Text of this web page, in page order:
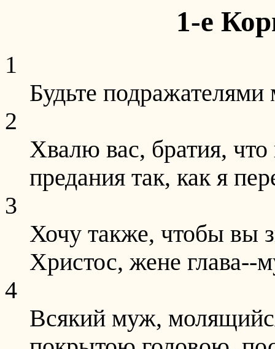
1-е
1
Будьте
2
Хвалю вас, братия,
предания так, как я
3
Хочу также, чтобы вы
Христос, жене глава--
4
Всякий муж,